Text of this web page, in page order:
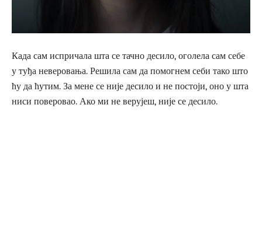
Када сам испричала шта се тачно десило, оголела сам себе
у туђа неверовања. Решила сам да помогнем себи тако што
ћу да ћутим. За мене се није десило и не постоји, оно у шта
ниси поверовао. Ако ми не верујеш, није се десило.